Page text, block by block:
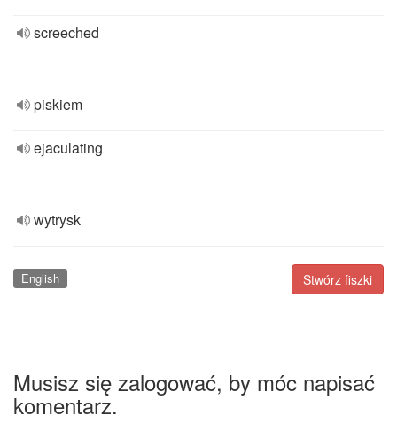
screeched
piskiem
ejaculating
wytrysk
Stwórz fiszki
English
Musisz się zalogować, by móc napisać
komentarz.